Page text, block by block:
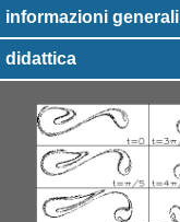
informazioni generali
didattica